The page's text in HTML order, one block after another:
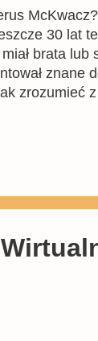
30 lat
brata
znane
zrozumieć